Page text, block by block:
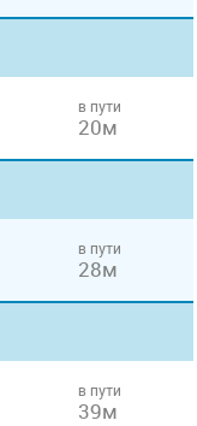
в пути
20м
в пути
28м
в пути
39м